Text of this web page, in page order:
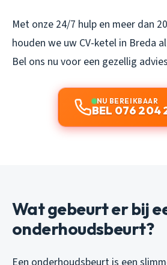
Met onze 24/7 hulp en meer dan
houden we uw CV-ketel in Breda
Bel ons nu voor een gezellig
NU BEREIKBAAR
BEL 076 204
Wat gebeurt er bij
onderhoudsbeurt?